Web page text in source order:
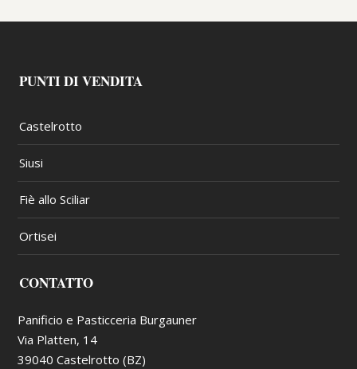
PUNTI DI VENDITA
Castelrotto
Siusi
Fiè allo Sciliar
Ortisei
CONTATTO
Panificio e Pasticceria Burgauner
Via Platten, 14
39040 Castelrotto (BZ)